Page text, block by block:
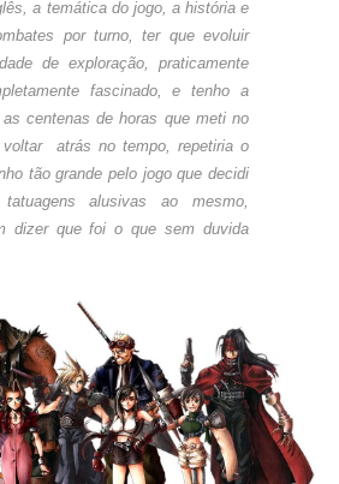
a temática do jogo, a história e
por turno, ter que evoluir
de exploração, praticamente
fascinado, e tenho a
centenas de horas que meti no
atrás no tempo, repetiria o
tão grande pelo jogo que decidi
alusivas ao mesmo,
dizer que foi o que sem duvida